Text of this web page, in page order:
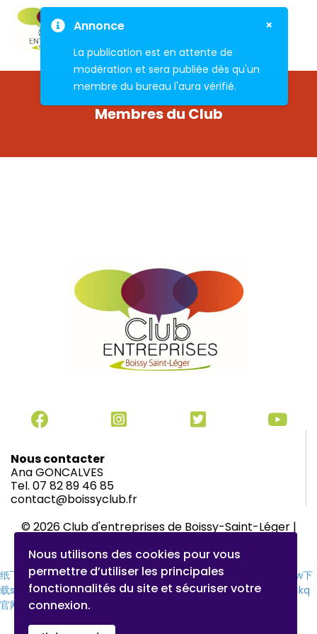
Membres du Club
Nous contacter
Ana GONCALVES
Tel. 07 82 89 46 85
contact@boissyclub.fr
© 2026 Club d'entreprises de Boissy-Saint-Léger |
Nous utilisons des cookies pour vous
permettre d’utiliser les principales
fonctionnalités du site et sécuriser votre
connexion.
纸飞机下载纸飞机官网 纸飞机官网下载纸飞机下载safew官网
safew下
载safew官网下载safew官网safew下载safew下载 safew下载
quickq
官网
quickq官网quickq下载
×
Annonce
La publication est en attente de
modération et sera publiée dès qu'un
membre du bureau l'aura vérifié.